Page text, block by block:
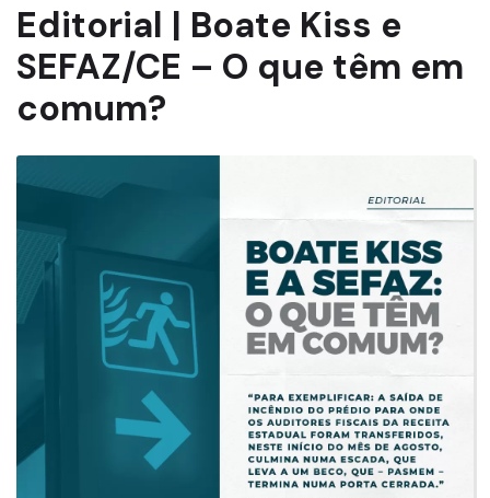
Editorial | Boate Kiss e
SEFAZ/CE – O que têm em
comum?